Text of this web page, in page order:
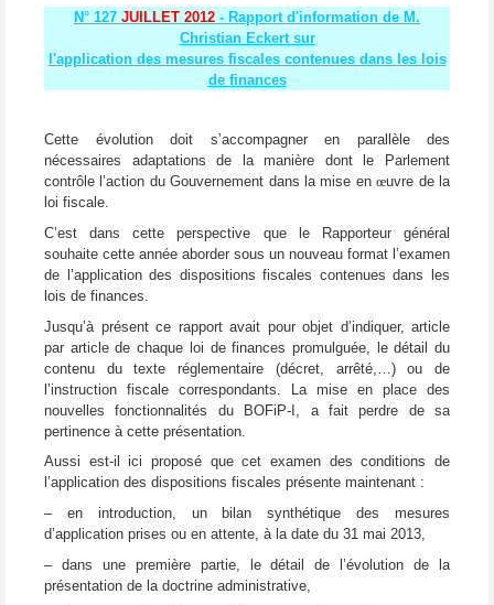
N° 127 JUILLET 2012 - Rapport d'information de M.
Christian Eckert sur
l'application des mesures fiscales contenues dans les lois
de finances
Cette évolution doit s’accompagner en parallèle des
nécessaires adaptations de la manière dont le Parlement
contrôle l’action du Gouvernement dans la mise enœuvre de la
loi fiscale.
C’est dans cette perspective que le Rapporteur général
souhaite cette année aborder sous un nouveau format l’examen
de l’application des dispositions fiscales contenues dans les
lois de finances.
Jusqu’à présent ce rapport avait pour objet d’indiquer, article
par article de chaque loi de finances promulguée, le détail du
contenu du texte réglementaire (décret, arrêté,…) ou de
l’instruction fiscale correspondants. La mise en place des
nouvelles fonctionnalités du BOFiP-I, a fait perdre de sa
pertinence à cette présentation.
Aussi est-il ici proposé que cet examen des conditions de
l’application des dispositions fiscales présente maintenant :
– en introduction, un bilan synthétique des mesures
d’application prises ou en attente, à la date du 31 mai 2013,
– dans une première partie, le détail de l’évolution de la
présentation de la doctrine administrative,